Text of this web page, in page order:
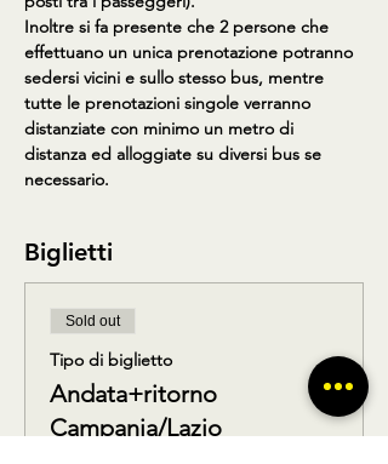
Inoltre si fa presente che 2 persone che
effettuano un unica prenotazione potranno
sedersi vicini e sullo stesso bus, mentre
tutte le prenotazioni singole verranno
distanziate con minimo un metro di
distanza ed alloggiate su diversi bus se
necessario.
Biglietti
Sold out
Tipo di biglietto
Andata+ritorno
Campania/Lazio